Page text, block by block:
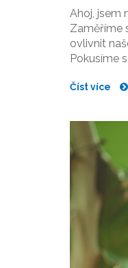
Ahoj, jsem
Zaměříme
ovlivnit
Pokusíme
Číst více